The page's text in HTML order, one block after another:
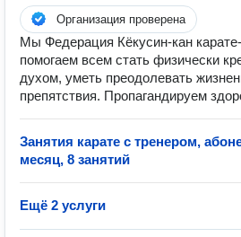
Организация проверена
Мы Федерация Кёкусин-кан
помогаем всем стать физически
духом, уметь преодолевать
препятствия. Пропагандируем
Занятия карате с тренером,
месяц, 8 занятий
Ещё 2 услуги